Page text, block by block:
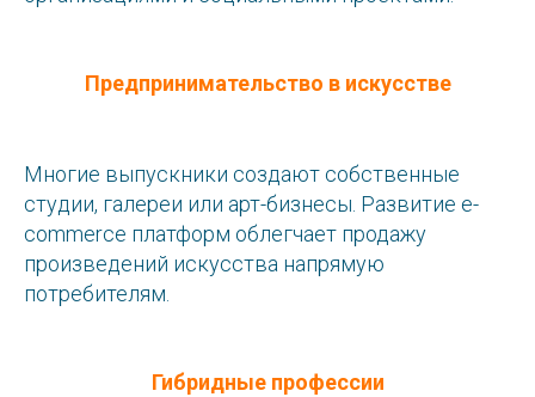
Предпринимательство в искусстве
Многие выпускники создают собственные
студии, галереи или арт-бизнесы. Развитие e-
commerce платформ облегчает продажу
произведений искусства напрямую
потребителям.
Гибридные профессии